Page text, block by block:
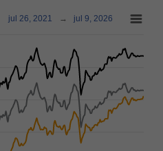
jul 26, 2021 → jul 9, 2026